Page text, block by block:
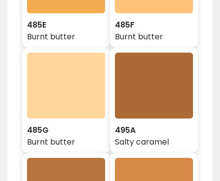
485E
Burnt butter
485F
Burnt butter
485G
Burnt butter
495A
Salty caramel